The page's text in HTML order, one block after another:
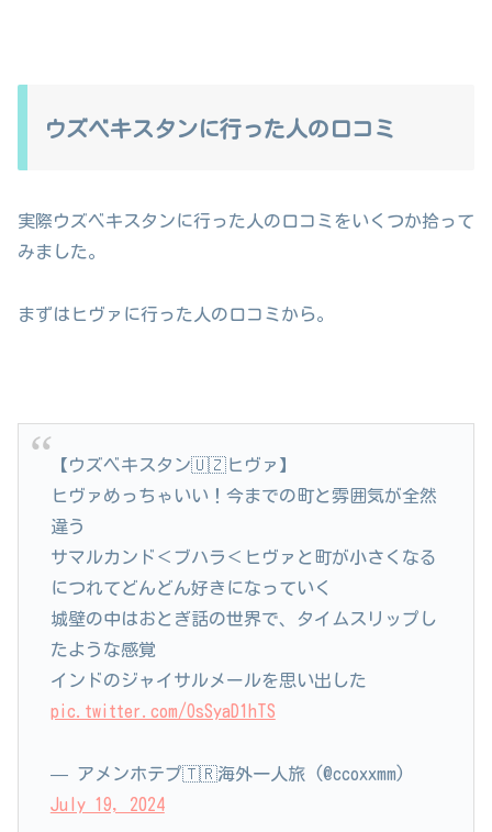
ウズベキスタンに行った人の口コミ
実際ウズベキスタンに行った人の口コミをいくつか拾って
みました。
まずはヒヴァに行った人の口コミから。
【ウズベキスタン🇺🇿ヒヴァ】
ヒヴァめっちゃいい！今までの町と雰囲気が全然
違う
サマルカンド＜ブハラ＜ヒヴァと町が小さくなる
につれてどんどん好きになっていく
城壁の中はおとぎ話の世界で、タイムスリップし
たような感覚
インドのジャイサルメールを思い出した
pic.twitter.com/OsSyaD1hTS
— アメンホテプ🇹🇷海外一人旅 (@ccoxxmm)
July 19, 2024